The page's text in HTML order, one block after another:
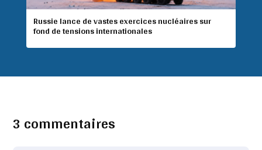
Russie lance de vastes exercices nucléaires sur
fond de tensions internationales
3 commentaires